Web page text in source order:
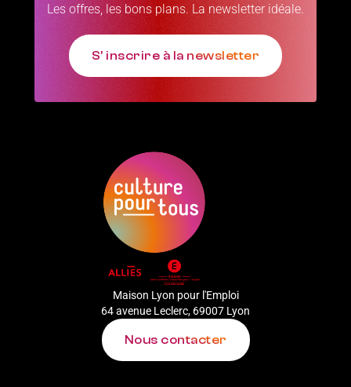
Les offres, les bons plans. La newsletter idéale.
S' inscrire à la newsletter
Maison Lyon pour l'Emploi
64 avenue Leclerc, 69007 Lyon
Nous contacter